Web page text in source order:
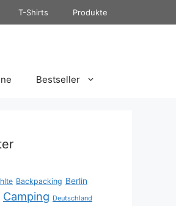
T-Shirts Produkte
Bestseller
Backpacking Berlin
Camping Deutschland